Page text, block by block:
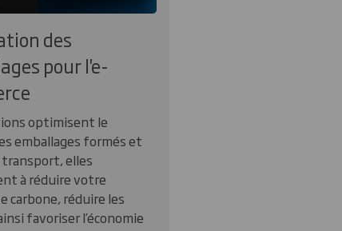
des
pour l'e-
optimisent le
emballages formés et
elles
à réduire votre
carbone, réduire les
favoriser l’économie